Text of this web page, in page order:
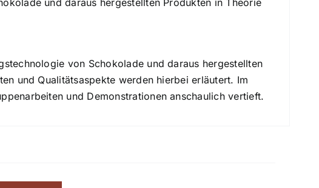
und daraus hergestellten Produkten in Theorie
von Schokolade und daraus hergestellten
und Qualitätsaspekte werden hierbei erläutert. Im
und Demonstrationen anschaulich vertieft.